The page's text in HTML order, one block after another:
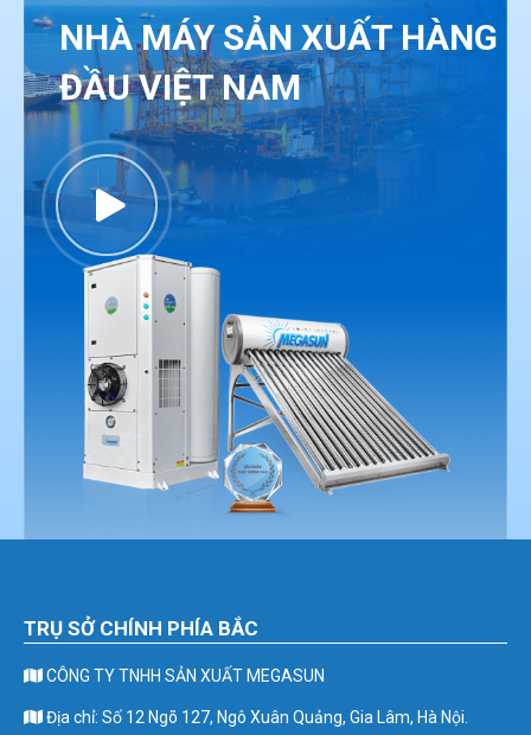
NHÀ MÁY SẢN XUẤT HÀNG
ĐẦU VIỆT NAM
TRỤ SỞ CHÍNH PHÍA BẮC
CÔNG TY TNHH SẢN XUẤT MEGASUN
Địa chỉ: Số 12 Ngõ 127, Ngô Xuân Quảng, Gia Lâm, Hà Nội.